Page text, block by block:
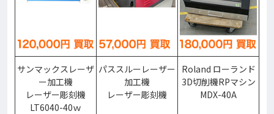
サンマックスレーザ
ー加工機
レーザー彫刻機
LT6040-40ｗ
パススルーレーザー
加工機
レーザー彫刻機
Roland ローランド
3D切削機RPマシン
MDX-40A